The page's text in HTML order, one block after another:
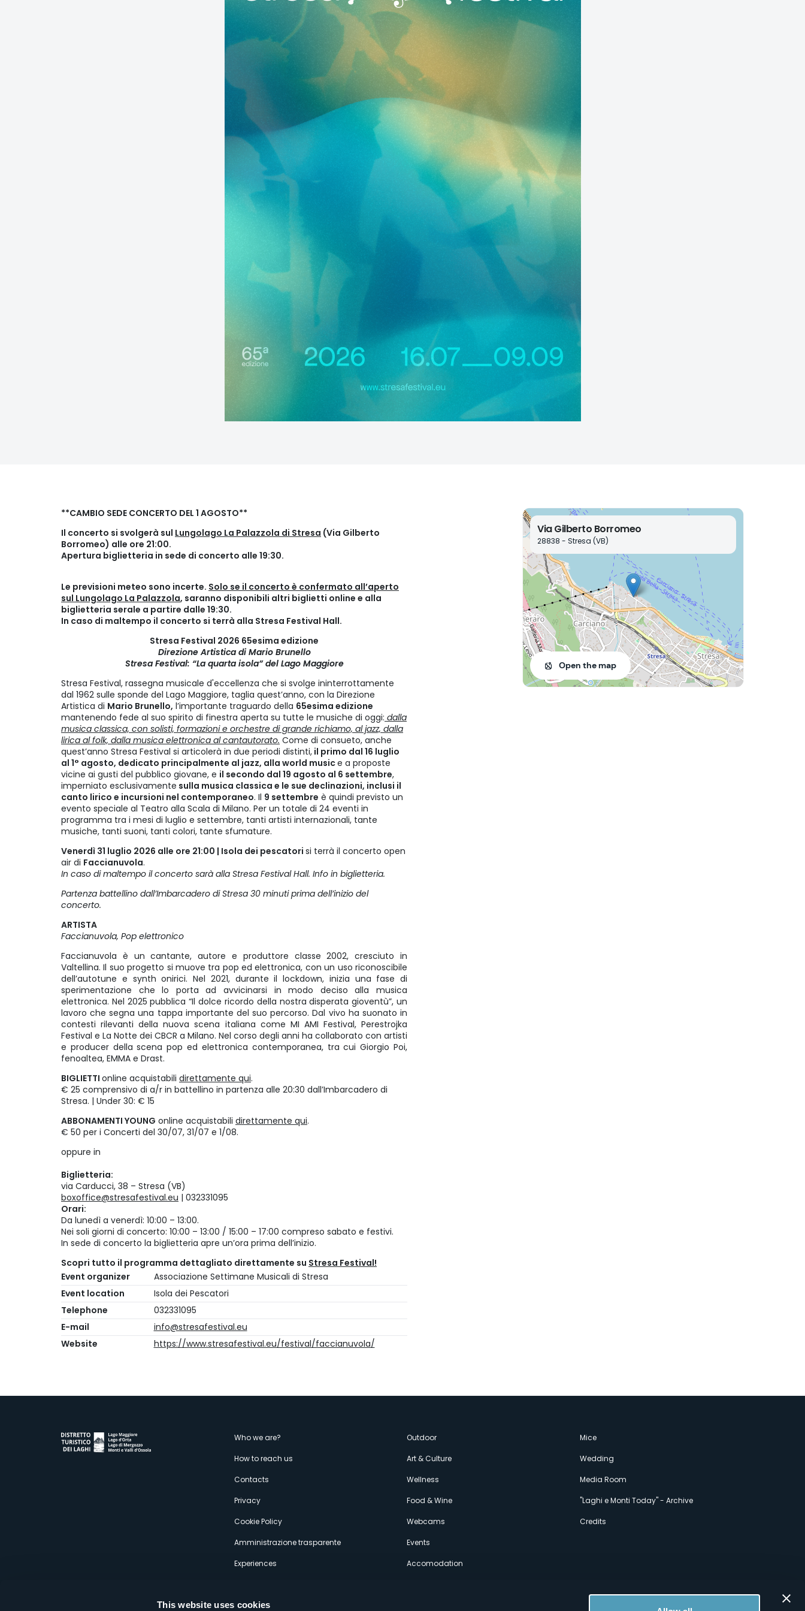
This website uses cookies
**CAMBIO SEDE CONCERTO DEL 1 AGOSTO**
Il concerto si svolgerà sul Lungolago La Palazzola di Stresa (Via Gilberto
Borromeo) alle ore 21:00.
Apertura biglietteria in sede di concerto alle 19:30.
Le previsioni meteo sono incerte. Solo se il concerto è confermato all’aperto
sul Lungolago La Palazzola, saranno disponibili altri biglietti online e alla
biglietteria serale a partire dalle 19:30.
In caso di maltempo il concerto si terrà alla Stresa Festival Hall.
Stresa Festival 2026 65esima edizione
Direzione Artistica di Mario Brunello
Stresa Festival: “La quarta isola” del Lago Maggiore
Stresa Festival, rassegna musicale d'eccellenza che si svolge ininterrottamente
dal 1962 sulle sponde del Lago Maggiore, taglia quest’anno, con la Direzione
Artistica di Mario Brunello, l’importante traguardo della 65esima edizione
mantenendo fede al suo spirito di finestra aperta su tutte le musiche di oggi: dalla
musica classica, con solisti, formazioni e orchestre di grande richiamo, al jazz, dalla
lirica al folk, dalla musica elettronica al cantautorato. Come di consueto, anche
quest’anno Stresa Festival si articolerà in due periodi distinti, il primo dal 16 luglio
al 1° agosto, dedicato principalmente al jazz, alla world musice a proposte
vicine ai gusti del pubblico giovane, e il secondo dal 19 agosto al 6 settembre,
imperniato esclusivamente sulla musica classica e le sue declinazioni, inclusi il
canto lirico e incursioni nel contemporaneo. Il 9 settembre è quindi previsto un
evento speciale al Teatro alla Scala di Milano. Per un totale di 24 eventi in
programma tra i mesi di luglio e settembre, tanti artisti internazionali, tante
musiche, tanti suoni, tanti colori, tante sfumature.
Venerdì 31 luglio 2026 alle ore 21:00 | Isola dei pescatori si terrà il concerto open
air di Faccianuvola.
In caso di maltempo il concerto sarà alla Stresa Festival Hall. Info in biglietteria.
Partenza battellino dall’Imbarcadero di Stresa 30 minuti prima dell’inizio del
concerto.
ARTISTA
Faccianuvola, Pop elettronico
Faccianuvola è un cantante, autore e produttore classe 2002, cresciuto in
Valtellina. Il suo progetto si muove tra pop ed elettronica, con un uso riconoscibile
dell’autotune e synth onirici. Nel 2021, durante il lockdown, inizia una fase di
sperimentazione che lo porta ad avvicinarsi in modo deciso alla musica
elettronica. Nel 2025 pubblica “Il dolce ricordo della nostra disperata gioventù”, un
lavoro che segna una tappa importante del suo percorso. Dal vivo ha suonato in
contesti rilevanti della nuova scena italiana come MI AMI Festival, Perestrojka
Festival e La Notte dei CBCR a Milano. Nel corso degli anni ha collaborato con artisti
e producer della scena pop ed elettronica contemporanea, tra cui Giorgio Poi,
fenoaltea, EMMA e Drast.
BIGLIETTI online acquistabili direttamente qui.
€ 25 comprensivo di a/r in battellino in partenza alle 20:30 dall’Imbarcadero di
Stresa. | Under 30: € 15
ABBONAMENTI YOUNG online acquistabili direttamente qui.
€ 50 per i Concerti del 30/07, 31/07 e 1/08.
oppure in
Biglietteria:
via Carducci, 38 – Stresa (VB)
boxoffice@stresafestival.eu | 032331095
Orari:
Da lunedì a venerdì: 10:00 – 13:00.
Nei soli giorni di concerto: 10:00 – 13:00 / 15:00 – 17:00 compreso sabato e festivi.
In sede di concerto la biglietteria apre un’ora prima dell’inizio.
Scopri tutto il programma dettagliato direttamente su Stresa Festival!
Event organizer
Associazione Settimane Musicali di Stresa
Event location
Isola dei Pescatori
Telephone
032331095
E-mail
info@stresafestival.eu
Website
https://www.stresafestival.eu/festival/faccianuvola/
Via Gilberto Borromeo
28838 - Stresa (VB)
Open the map
Menù
secondario
Who we are?
How to reach us
Contacts
Privacy
Cookie Policy
Amministrazione trasparente
Experiences
Outdoor
Art & Culture
Wellness
Food & Wine
Webcams
Events
Accomodation
Mice
Wedding
Media Room
"Laghi e Monti Today" - Archive
Credits